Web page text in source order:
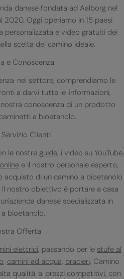
danese fondata ad Aalborg nel
2020. Oggi operiamo in 15 paesi
personalizzata e video gratuiti dei
scelta del camino ideale.
e Conoscenza
nel settore, comprendiamo le
a darvi tutte le informazioni,
conoscenza di un prodotto
a bioetanolo.
Clienti
le nostre guide, i video su YouTube,
e il nostro personale esperto,
acquisto di un camino a bioetanolo
Il nostro obiettivo è portare a casa
danese specializzata in
bioetanolo.
Offerta
elettrici, passando per le stufe al
, camini ad acqua, bracieri, Camino
qualità a prezzi competitivi, con